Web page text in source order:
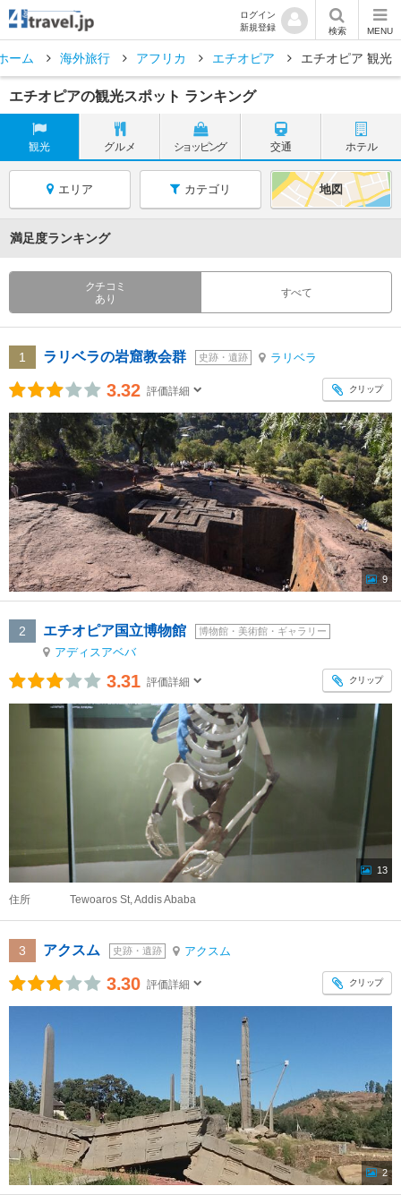
ログイン
新規登録
検索 MENU
ーム 海外旅行 アフリカ エチオピア エチオピア 観光
エチオピアの観光スポット ランキング
観光 グルメ ショッピング 交通 ホテル
エリア カテゴリ 地図
満足度ランキング
クチコミ
あり
すべて
1 ラリベラの岩窟教会群 史跡・遺跡 ラリベラ
3.32 評価詳細 クリップ
9
2 エチオピア国立博物館 博物館・美術館・ギャラリー
アディスアベバ
3.31 評価詳細 クリップ
13
住所 Tewoaros St, Addis Ababa
3 アクスム 史跡・遺跡 アクスム
3.30 評価詳細 クリップ
2